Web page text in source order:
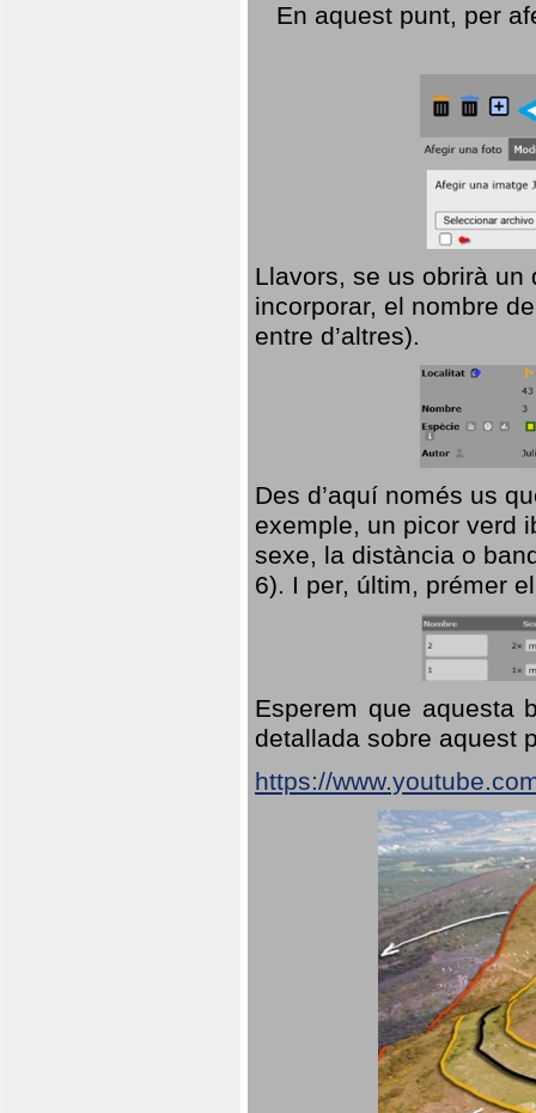
En aquest punt, per
Llavors, se us obrirà
incorporar, el nombre
entre d’altres).
Des d’aquí només us
exemple, un picor verd
sexe, la distància o
6). I per, últim, prémer
Esperem que aquesta
detallada sobre aquest
https://